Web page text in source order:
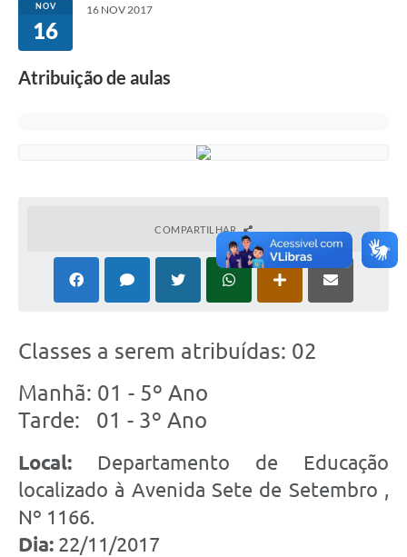
NOV
16
16 NOV 2017
Atribuição de aulas
COMPARTILHAR
Classes a serem atribuídas: 02
Manhã: 01 - 5º Ano
Tarde: 01 - 3º Ano
Local: Departamento de Educação
localizado à Avenida Sete de Setembro ,
Nº 1166.
Dia: 22/11/2017